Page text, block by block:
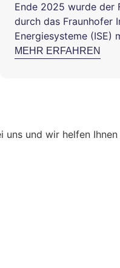
Ende 2025 wurde der
durch das Fraunhofer
Energiesysteme (ISE)
MEHR ERFAHREN
und wir helfen